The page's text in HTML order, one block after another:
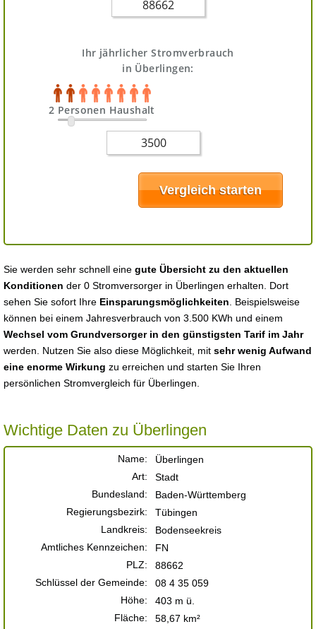
Ihr jährlicher Stromverbrauch
in Überlingen:
2 Personen Haushalt
Sie werden sehr schnell eine gute Übersicht zu den aktuellen
Konditionen der 0 Stromversorger in Überlingen erhalten. Dort
sehen Sie sofort Ihre Einsparungsmöglichkeiten . Beispielsweise
können bei einem Jahresverbrauch von 3.500 KWh und einem
Wechsel vom Grundversorger in den günstigsten Tarif im Jahr
werden. Nutzen Sie also diese Möglichkeit, mit sehr wenig Aufwand
eine enorme Wirkung zu erreichen und starten Sie Ihren
persönlichen Stromvergleich für Überlingen.
Wichtige Daten zu Überlingen
Name:
Überlingen
Art:
Stadt
Bundesland:
Baden-Württemberg
Regierungsbezirk:
Tübingen
Landkreis:
Bodenseekreis
Amtliches Kennzeichen:
FN
PLZ:
88662
Schlüssel der Gemeinde:
08 4 35 059
Höhe:
403 m ü.
Fläche:
58,67 km²